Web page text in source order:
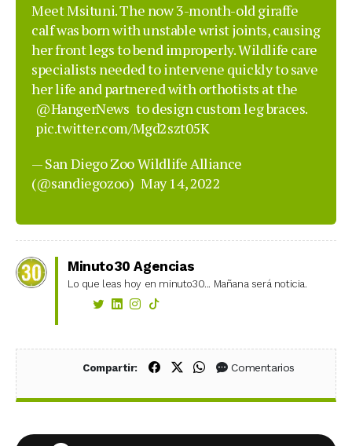
Meet Msituni. The now 3-month-old giraffe
calf was born with unstable wrist joints, causing
her front legs to bend improperly. Wildlife care
specialists needed to intervene quickly to save
her life and partnered with orthotists at the
@HangerNews to design custom leg braces.
pic.twitter.com/Mgd2szt05K
— San Diego Zoo Wildlife Alliance
(@sandiegozoo) May 14, 2022
Minuto30 Agencias
Lo que leas hoy en minuto30... Mañana será noticia.
Compartir: Compartir en Facebook
Compartir en X (Twitter)
Compartir en WhatsApp
Comentarios